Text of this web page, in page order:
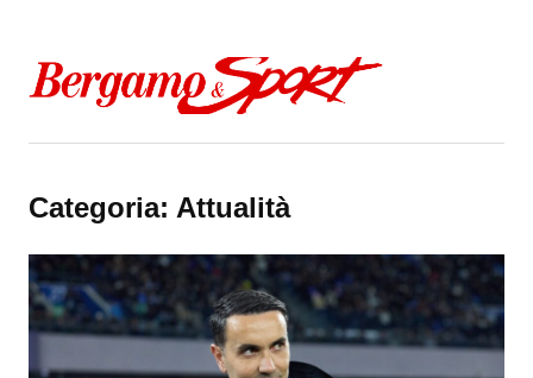
Categoria: Attualità